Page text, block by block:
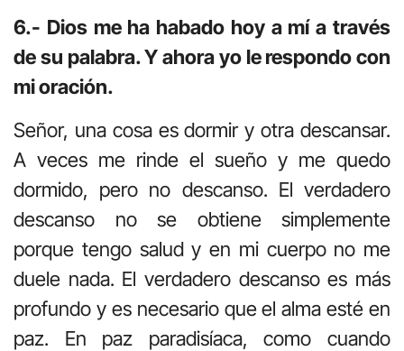
6.- Dios me ha habado hoy a mí a través
de su palabra. Y ahora yo le respondo con
mi oración.
Señor, una cosa es dormir y otra descansar.
A veces me rinde el sueño y me quedo
dormido, pero no descanso. El verdadero
descanso no se obtiene simplemente
porque tengo salud y en mi cuerpo no me
duele nada. El verdadero descanso es más
profundo y es necesario que el alma esté en
paz. En paz paradisíaca, como cuando